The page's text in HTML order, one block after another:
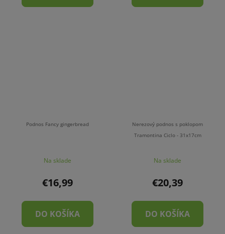
Podnos Fancy gingerbread
Na sklade
€16,99
DO KOŠÍKA
Nerezový podnos s poklopom
Tramontina Ciclo - 31x17cm
Na sklade
€20,39
DO KOŠÍKA